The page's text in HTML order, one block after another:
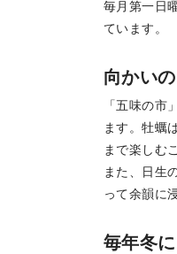
毎月第一日
ています。
向かい
「五味の
ます。牡蠣
まで楽しむ
また、日生
って余韻に
毎年冬